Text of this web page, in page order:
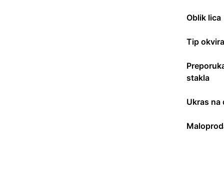
Oblik lica
Tip okvira
stakla
Ukras na